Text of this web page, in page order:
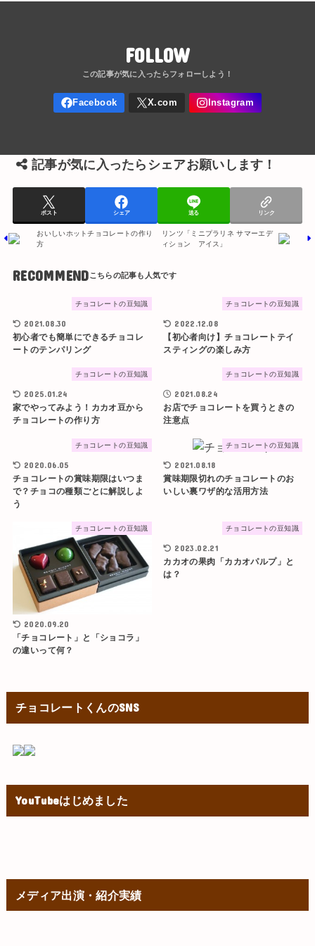
FOLLOW
記事が気に入ったらシェアお願いします！
ポスト シェア 送る リンク
おいしいホットチョコレートの作り
方
リンツ「ミニプラリネ サマーエデ
ィション アイス」
RECOMMEND
チョコレートの豆知識
2021.08.30
初心者でも簡単にできるチョコレ
ートのテンパリング
チョコレートの豆知識
2022.12.08
【初心者向け】チョコレートテイ
スティングの楽しみ方
チョコレートの豆知識
2025.01.24
家でやってみよう！カカオ豆から
チョコレートの作り方
チョコレートの豆知識
2021.08.24
お店でチョコレートを買うときの
注意点
チョコレートの豆知識
2020.06.05
チョコレートの賞味期限はいつま
で？チョコの種類ごとに解説しよ
う
チョコレートの豆知識
2021.08.18
賞味期限切れのチョコレートのお
いしい裏ワザ的な活用方法
チョコレートの豆知識
2020.09.20
「チョコレート」と「ショコラ」
の違いって何？
チョコレートの豆知識
2023.02.21
カカオの果肉「カカオパルプ」と
は？
チョコレートくんのSNS
YouTubeはじめました
メディア出演・紹介実績